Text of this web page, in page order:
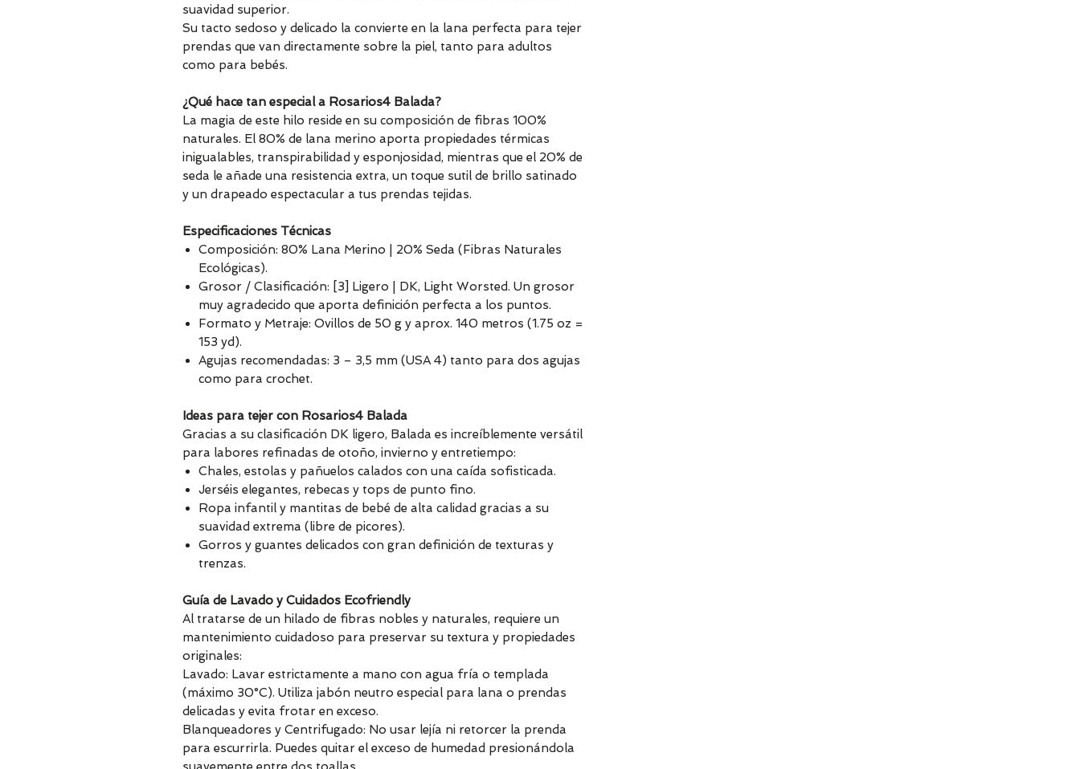
suavidad superior.
Su tacto sedoso y delicado la convierte en la lana perfecta para tejer
prendas que van directamente sobre la piel, tanto para adultos
como para bebés.
¿Qué hace tan especial a Rosarios4 Balada?
La magia de este hilo reside en su composición de fibras 100%
naturales. El 80% de lana merino aporta propiedades térmicas
inigualables, transpirabilidad y esponjosidad, mientras que el 20% de
seda le añade una resistencia extra, un toque sutil de brillo satinado
y un drapeado espectacular a tus prendas tejidas.
Especificaciones Técnicas
Composición: 80% Lana Merino | 20% Seda (Fibras Naturales
Ecológicas).
Grosor / Clasificación: [3] Ligero | DK, Light Worsted. Un grosor
muy agradecido que aporta definición perfecta a los puntos.
Formato y Metraje: Ovillos de 50 g y aprox. 140 metros (1.75 oz =
153 yd).
Agujas recomendadas: 3 – 3,5 mm (USA 4) tanto para dos agujas
como para crochet.
Ideas para tejer con Rosarios4 Balada
Gracias a su clasificación DK ligero, Balada es increíblemente versátil
para labores refinadas de otoño, invierno y entretiempo:
Chales, estolas y pañuelos calados con una caída sofisticada.
Jerséis elegantes, rebecas y tops de punto fino.
Ropa infantil y mantitas de bebé de alta calidad gracias a su
suavidad extrema (libre de picores).
Gorros y guantes delicados con gran definición de texturas y
trenzas.
Guía de Lavado y Cuidados Ecofriendly
Al tratarse de un hilado de fibras nobles y naturales, requiere un
mantenimiento cuidadoso para preservar su textura y propiedades
originales:
Lavado: Lavar estrictamente a mano con agua fría o templada
(máximo 30°C). Utiliza jabón neutro especial para lana o prendas
delicadas y evita frotar en exceso.
Blanqueadores y Centrifugado: No usar lejía ni retorcer la prenda
para escurrirla. Puedes quitar el exceso de humedad presionándola